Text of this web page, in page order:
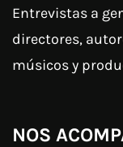
Entrevistas a
directores,
músicos y
NOS